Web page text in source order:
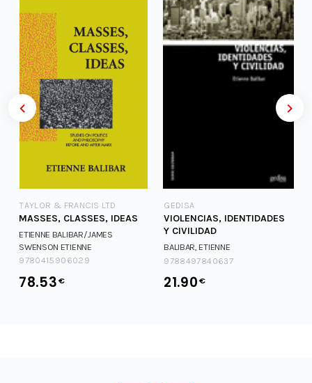
TAYLOR & FRANCIS LTD
MASSES, CLASSES, IDEAS
ETIENNE BALIBAR/JAMES
SWENSON ETIENNE
BALIBAR/JAMES SWENSON
9780415906029
78.53€
GEDISA
VIOLENCIAS, IDENTIDADES
Y CIVILIDAD
BALIBAR, ETIENNE
9788497840637
21.90€